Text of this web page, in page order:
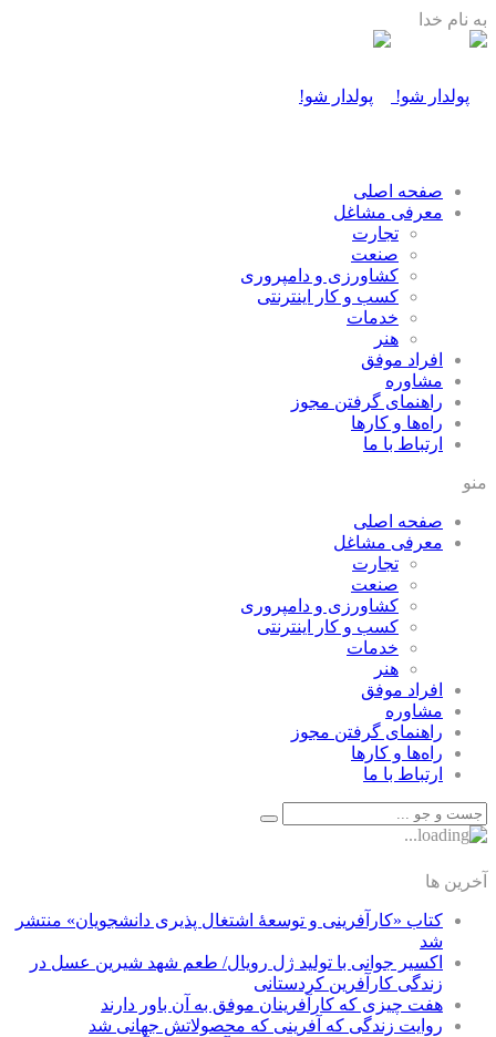
به نام خدا
صفحه اصلی
معرفی مشاغل
تجارت
صنعت
كشاورزی و دامپروری
كسب و كار اينترنتی
خدمات
هنر
افراد موفق
مشاوره
راهنمای گرفتن مجوز
راه‌ها و كارها
ارتباط با ما
منو
صفحه اصلی
معرفی مشاغل
تجارت
صنعت
كشاورزی و دامپروری
كسب و كار اينترنتی
خدمات
هنر
افراد موفق
مشاوره
راهنمای گرفتن مجوز
راه‌ها و كارها
ارتباط با ما
آخرین ها
کتاب «کارآفرینی و توسعۀ اشتغال پذیری دانشجویان» منتشر
شد
اکسیر جوانی با تولید ژل رویال/ طعم شهد شیرین عسل‌ در
زندگی کارآفرین کردستانی
هفت چیزی که کارآفرینان موفق به آن باور دارند
روایت زندگی که آفرینی که محصولاتش جهانی شد